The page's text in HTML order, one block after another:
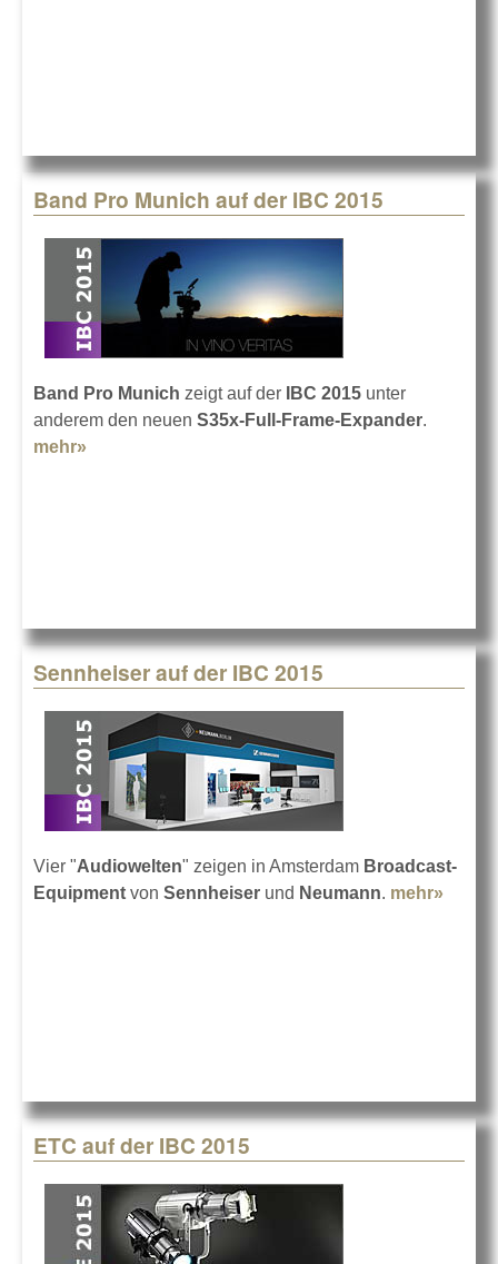
Band Pro Munich auf der IBC 2015
Band Pro Munich zeigt auf der IBC 2015 unter
anderem den neuen S35x-Full-Frame-Expander.
mehr»
Sennheiser auf der IBC 2015
Vier "Audiowelten" zeigen in Amsterdam Broadcast-
Equipment von Sennheiser und Neumann. mehr»
ETC auf der IBC 2015